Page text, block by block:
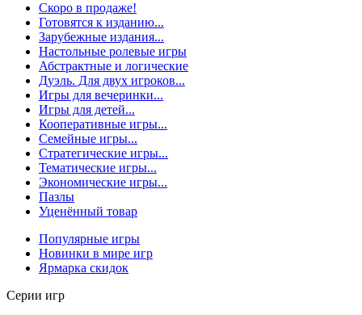
Скоро в продаже!
Готовятся к изданию...
Зарубежные издания...
Настольные ролевые игры
Абстрактные и логические
Дуэль. Для двух игроков...
Игры для вечеринки...
Игры для детей...
Кооперативные игры...
Семейные игры...
Стратегические игры...
Тематические игры...
Экономические игры...
Пазлы
Уценённый товар
Популярные игры
Новинки в мире игр
Ярмарка скидок
Серии игр